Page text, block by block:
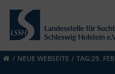
NEUE WEBSEITE TAG:29.